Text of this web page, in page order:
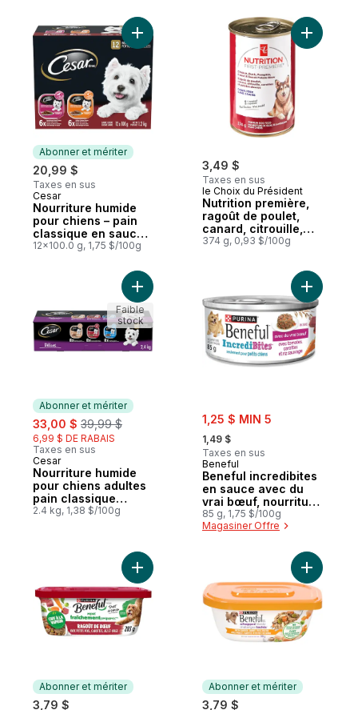
en format variété
Abonner et mériter
20,99 $
Taxes en sus
Abonner et mériter
Cesar
Nourriture humide
pour chiens – pain
classique en sauce
en emballage de 12
grillé et saveur de
bifteck d'aloyau)
12x100.0 g, 1,75 $/100g
Ajouter Nourriture humide pour chiens –
3,49 $
Taxes en sus
le Choix du Président
Nutrition première,
ragoût de poulet,
canard, citrouille,
carottes et patates
supérieure pour
chiens
374 g, 0,93 $/100g
Ajouter
Abonner et mériter
sale:
33,00 $ , formerly:
39,99 $
6,99 $ DE RABAIS
Taxes en sus
Abonner et mériter
Cesar
Nourriture humide
pour chiens adultes
pain classique
format variété de
2.4 kg, 1,38 $/100g
Ajouter Nourriture humide pour chiens
Faible
stock
sale:
1,25 $ MIN 5
, formerly:
1,49 $
Taxes en sus
Beneful
Beneful incredibites
en sauce avec du
vrai bœuf, nourriture
humide pour chiens
85 g, 1,75 $/100g
Magasiner Offre
Ajouter
Abonner et mériter
3,79 $
Ajouter Beneful ragoût de bœuf avec
Abonner et mériter
3,79 $
Ajouter